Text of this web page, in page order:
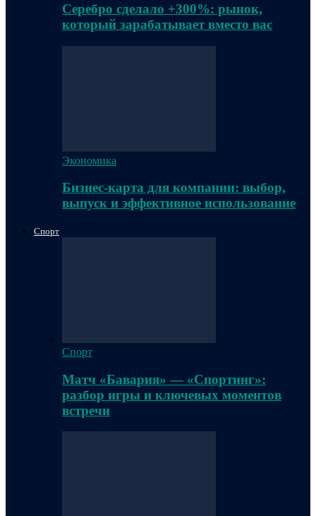
Серебро сделало +300%: рынок,
который зарабатывает вместо вас
Экономика
Бизнес-карта для компании: выбор,
выпуск и эффективное использование
Спорт
Спорт
Матч «Бавария» — «Спортинг»:
разбор игры и ключевых моментов
встречи